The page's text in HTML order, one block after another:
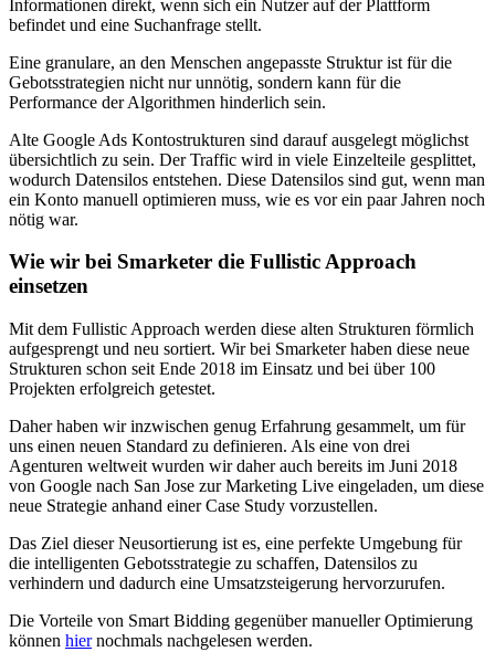
Informationen direkt, wenn sich ein Nutzer auf der Plattform
befindet und eine Suchanfrage stellt.
Eine granulare, an den Menschen angepasste Struktur ist für die
Gebotsstrategien nicht nur unnötig, sondern kann für die
Performance der Algorithmen hinderlich sein.
Alte Google Ads Kontostrukturen sind darauf ausgelegt möglichst
übersichtlich zu sein. Der Traffic wird in viele Einzelteile gesplittet,
wodurch Datensilos entstehen. Diese Datensilos sind gut, wenn man
ein Konto manuell optimieren muss, wie es vor ein paar Jahren noch
nötig war.
Wie wir bei Smarketer die Fullistic Approach
einsetzen
Mit dem Fullistic Approach werden diese alten Strukturen förmlich
aufgesprengt und neu sortiert. Wir bei Smarketer haben diese neue
Strukturen schon seit Ende 2018 im Einsatz und bei über 100
Projekten erfolgreich getestet.
Daher haben wir inzwischen genug Erfahrung gesammelt, um für
uns einen neuen Standard zu definieren. Als eine von drei
Agenturen weltweit wurden wir daher auch bereits im Juni 2018
von Google nach San Jose zur Marketing Live eingeladen, um diese
neue Strategie anhand einer Case Study vorzustellen.
Das Ziel dieser Neusortierung ist es, eine perfekte Umgebung für
die intelligenten Gebotsstrategie zu schaffen, Datensilos zu
verhindern und dadurch eine Umsatzsteigerung hervorzurufen.
Die Vorteile von Smart Bidding gegenüber manueller Optimierung
können hier nochmals nachgelesen werden.